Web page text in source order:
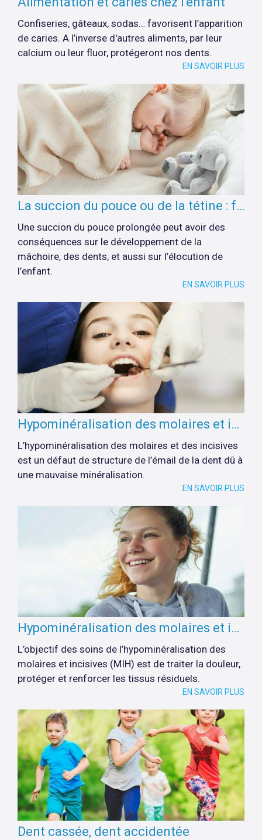
Confiseries, gâteaux, sodas… favorisent l’apparition
de caries. A l’inverse d'autres aliments, par leur
calcium ou leur fluor, protégeront nos dents.
EN SAVOIR PLUS
La succion du pouce ou de la tétine : faut-il intervenir ?
Une succion du pouce prolongée peut avoir des
conséquences sur le développement de la
mâchoire, des dents, et aussi sur l’élocution de
l’enfant.
EN SAVOIR PLUS
Hypominéralisation des molaires et incisives (mih) : présentation
L’hypominéralisation des molaires et des incisives
est un défaut de structure de l’émail de la dent dû à
une mauvaise minéralisation.
EN SAVOIR PLUS
Hypominéralisation des molaires et incisives (mih) : quels soins ?
L’objectif des soins de l’hypominéralisation des
molaires et incisives (MIH) est de traiter la douleur,
protéger et renforcer les tissus résiduels.
EN SAVOIR PLUS
Dent cassée, dent accidentée